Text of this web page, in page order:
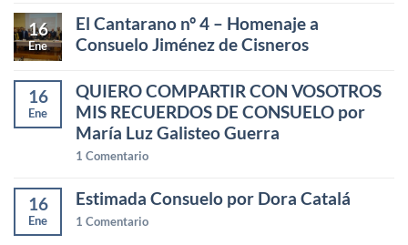
16
Ene
El Cantarano nº 4 – Homenaje a
Consuelo Jiménez de Cisneros
16
Ene
QUIERO COMPARTIR CON VOSOTROS
MIS RECUERDOS DE CONSUELO por
María Luz Galisteo Guerra
1 Comentario
16
Ene
Estimada Consuelo por Dora Catalá
1 Comentario